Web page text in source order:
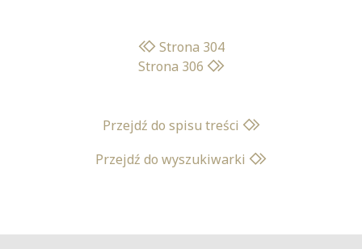
Strona 304
Strona 306
Przejdź do spisu treści
Przejdź do wyszukiwarki